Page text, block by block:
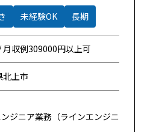
未経験OK 長期
収例309000円以上可
北上市
ジニア業務（ラインエンジニ